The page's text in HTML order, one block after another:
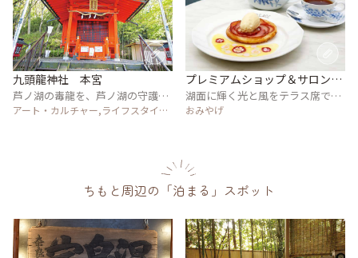
九頭龍神社 本宮
芦ノ湖の毒龍を、芦ノ湖の守護
神・九頭龍大神として祀る
アート・カルチャー,ライフスタイル,
プレミアムショップ＆サロン・
ド・テ ロザージュ
湖面に輝く光と風をテラス席で感
じて
おみやげ
ちもと周辺の「泊まる」スポット